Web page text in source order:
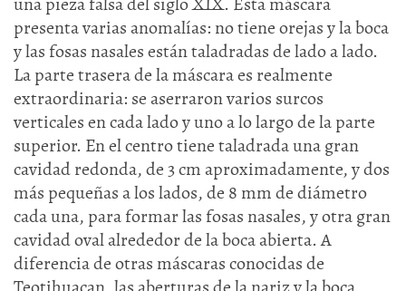
presenta varias anomalías: no tiene orejas y la boca
y las fosas nasales están taladradas de lado a lado.
La parte trasera de la máscara es realmente
extraordinaria: se aserraron varios surcos
verticales en cada lado y uno a lo largo de la parte
superior. En el centro tiene taladrada una gran
cavidad redonda, de 3 cm aproximadamente, y dos
más pequeñas a los lados, de 8 mm de diámetro
cada una, para formar las fosas nasales, y otra gran
cavidad oval alrededor de la boca abierta. A
diferencia de otras máscaras conocidas de